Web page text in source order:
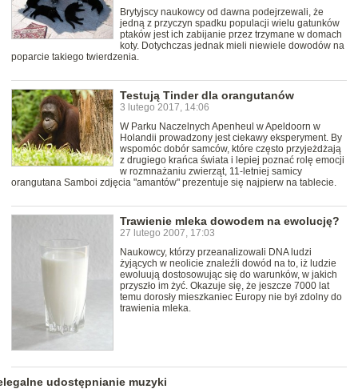
Brytyjscy naukowcy od dawna podejrzewali, że
jedną z przyczyn spadku populacji wielu gatunków
ptaków jest ich zabijanie przez trzymane w domach
koty. Dotychczas jednak mieli niewiele dowodów na
poparcie takiego twierdzenia.
Testują Tinder dla orangutanów
3 lutego 2017, 14:06
W Parku Naczelnych Apenheul w Apeldoorn w
Holandii prowadzony jest ciekawy eksperyment. By
wspomóc dobór samców, które często przyjeżdżają
z drugiego krańca świata i lepiej poznać rolę emocji
w rozmnażaniu zwierząt, 11-letniej samicy
orangutana Samboi zdjęcia "amantów" prezentuje się najpierw na tablecie.
Trawienie mleka dowodem na ewolucję?
27 lutego 2007, 17:03
Naukowcy, którzy przeanalizowali DNA ludzi
żyjących w neolicie znaleźli dowód na to, iż ludzie
ewoluują dostosowując się do warunków, w jakich
przyszło im żyć. Okazuje się, że jeszcze 7000 lat
temu dorosły mieszkaniec Europy nie był zdolny do
trawienia mleka.
udostępnianie muzyki